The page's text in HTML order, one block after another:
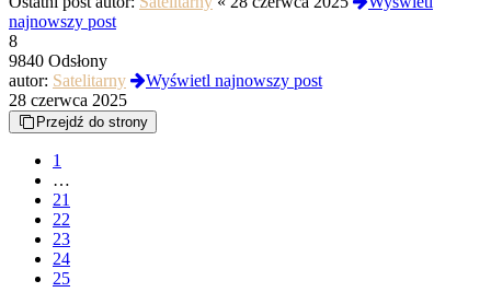
najnowszy post
8
9840 Odsłony
autor: Satelitarny
Wyświetl najnowszy post
28 czerwca 2025
Przejdź do strony
1
…
21
22
23
24
25